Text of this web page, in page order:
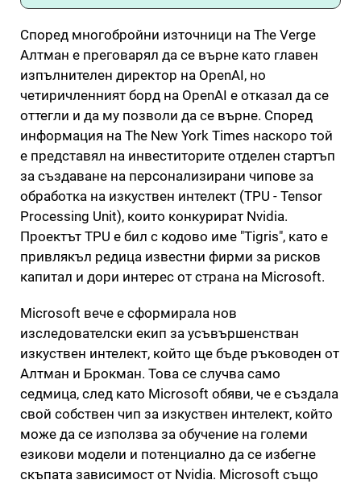
Според многобройни източници на The Verge
Алтман е преговарял да се върне като главен
изпълнителен директор на OpenAI, но
четиричленният борд на OpenAI е отказал да се
оттегли и да му позволи да се върне. Според
информация на The New York Times наскоро той
е представял на инвеститорите отделен стартъп
за създаване на персонализирани чипове за
обработка на изкуствен интелект (TPU - Tensor
Processing Unit), които конкурират Nvidia.
Проектът TPU е бил с кодово име "Tigris", като е
привлякъл редица известни фирми за рисков
капитал и дори интерес от страна на Microsoft.
Microsoft вече е сформирала нов
изследователски екип за усъвършенстван
изкуствен интелект, който ще бъде ръководен от
Алтман и Брокман. Това се случва само
седмица, след като Microsoft обяви, че е създала
свой собствен чип за изкуствен интелект, който
може да се използва за обучение на големи
езикови модели и потенциално да се избегне
скъпата зависимост от Nvidia. Microsoft също